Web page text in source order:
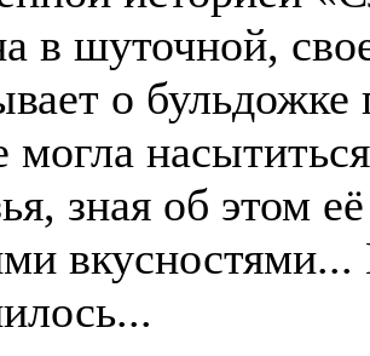
в шуточной,
о
могла
зная об этом